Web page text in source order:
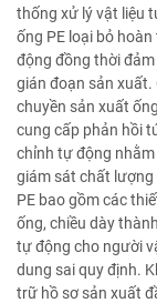
thống xử lý vật liệu
ống PE loại bỏ
động đồng thời
gián đoạn sản xuất.
chuyền sản xuất
cung cấp phản hồi
chỉnh tự động
giám sát chất
PE bao gồm các
ống, chiều dày
tự động cho người
dung sai quy định.
trữ hồ sơ sản xuất